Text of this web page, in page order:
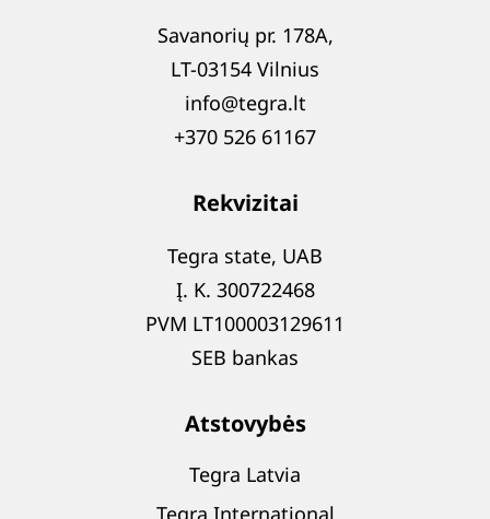
Savanorių pr. 178A,
LT-03154 Vilnius
info@tegra.lt
+370 526 61167
Rekvizitai
Tegra state, UAB
Į. K. 300722468
PVM LT100003129611
SEB bankas
Atstovybės
Tegra Latvia
Tegra International